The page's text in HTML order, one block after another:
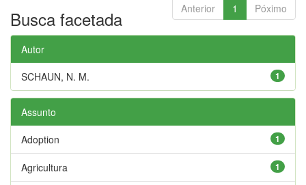
Anterior 1 Póximo
Busca facetada
Autor
1
SCHAUN, N. M.
Assunto
1
Adoption
1
Agricultura